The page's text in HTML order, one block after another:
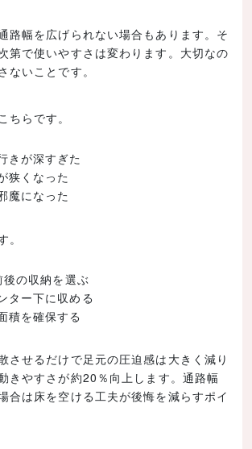
路幅を広げられない場合もあります。そ
第で使いやすさは変わります。大切なの
ないことです。
ちらです。
きが深すぎた
狭くなった
魔になった
の収納を選ぶ
ター下に収める
積を確保する
させるだけで足元の圧迫感は大きく減り
きやすさが約20％向上します。通路幅
合は床を空ける工夫が後悔を減らすポイ